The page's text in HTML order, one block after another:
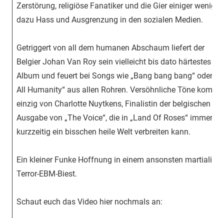
Zerstörung, religiöse Fanatiker und die Gier einiger weniger,
dazu Hass und Ausgrenzung in den sozialen Medien.
Getriggert von all dem humanen Abschaum liefert der
Belgier Johan Van Roy sein vielleicht bis dato härtestes
Album und feuert bei Songs wie „Bang bang bang“ oder
All Humanity“ aus allen Rohren. Versöhnliche Töne
einzig von Charlotte Nuytkens, Finalistin der belgischen
Ausgabe von „The Voice“, die in „Land Of Roses“ immerhin
kurzzeitig ein bisschen heile Welt verbreiten kann.
Ein kleiner Funke Hoffnung in einem ansonsten
Terror-EBM-Biest.
Schaut euch das Video hier nochmals an: